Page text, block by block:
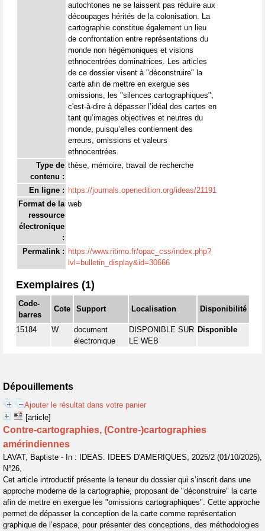
autochtones ne se laissent pas réduire aux
découpages hérités de la colonisation. La
cartographie constitue également un lieu
de confrontation entre représentations du
monde non hégémoniques et visions
ethnocentrées dominatrices. Les articles
de ce dossier visent à "déconstruire" la
carte afin de mettre en exergue ses
omissions, les "silences cartographiques",
c'est-à-dire à dépasser l’idéal des cartes en
tant qu’images objectives et neutres du
monde, puisqu’elles contiennent des
erreurs, omissions et valeurs
ethnocentrées.
Type de
contenu :
thèse, mémoire, travail de recherche
En ligne : https://journals.openedition.org/ideas/21191
Format de la
ressource
électronique
:
web
Permalink : https://www.ritimo.fr/opac_css/index.php?
lvl=bulletin_display&id=30666
Exemplaires (1)
Code-
barres
Cote Support Localisation Disponibilité
15184 W
document
électronique
DISPONIBLE SUR
LE WEB
Disponible
Dépouillements
Ajouter le résultat dans votre panier
[article]
Contre-cartographies, (Contre-)cartographies
amérindiennes
LAVAT, Baptiste - In : IDEAS. IDEES D'AMERIQUES, 2025/2 (01/10/2025),
N°26,
Cet article introductif présente la teneur du dossier qui s’inscrit dans une
approche moderne de la cartographie, proposant de "déconstruire" la carte
afin de mettre en exergue les "omissions cartographiques". Cette approche
permet de dépasser la conception de la carte comme représentation
graphique de l’espace, pour présenter des conceptions, des méthodologies